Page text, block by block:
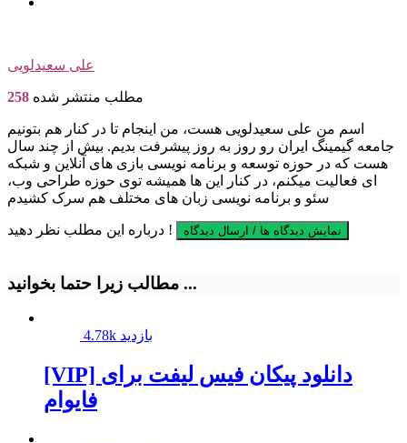
علی سعیدلویی
258 مطلب منتشر شده
اسم من علی سعیدلویی هست، من اینجام تا در کنار هم بتونیم
جامعه گیمینگ ایران رو روز به روز پیشرفت بدیم. بیش از چند سال
هست که در حوزه توسعه و برنامه نویسی بازی های آنلاین و شبکه
ای فعالیت میکنم، در کنار این ها همیشه توی حوزه طراحی وب،
سئو و برنامه نویسی زبان های مختلف هم سرک کشیدم
درباره این مطلب نظر دهید ! نمایش دیدگاه ها / ارسال دیدگاه
مطالب زیرا حتما بخوانید ...
4.78k بازدید
[VIP] دانلود پیکان فیس‌ لیفت برای
فایوام